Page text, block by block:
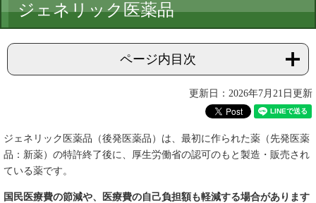
文
ジェネリック医薬品
ページ内目次
更新日：2026年7月21日更新
ジェネリック医薬品（後発医薬品）は、最初に作られた薬（先発医薬
品：新薬）の特許終了後に、厚生労働省の認可のもと製造・販売され
ている薬です。
国民医療費の節減や、医療費の自己負担額も軽減する場合があります